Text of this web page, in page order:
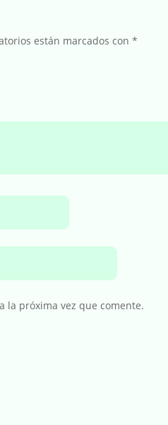
están marcados con*
la próxima vez que comente.